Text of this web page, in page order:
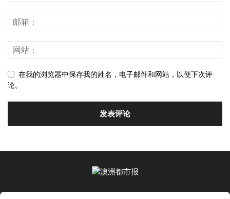
在我的浏览器中保存我的姓名，电子邮件和网站，以便下次评
论。